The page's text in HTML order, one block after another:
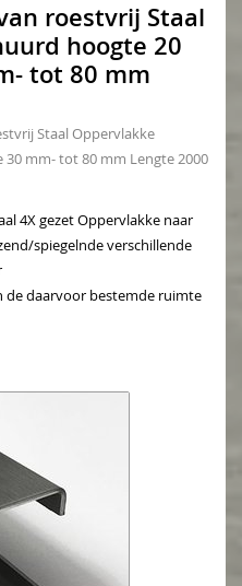
roestvrij Staal
hoogte 20
tot 80 mm
Staal Oppervlakke
mm- tot 80 mm Lengte 2000
4X gezet Oppervlakke naar
spiegelnde verschillende
de daarvoor bestemde ruimte